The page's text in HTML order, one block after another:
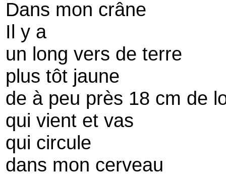
Dans mon crâne
Il y a
un long vers de terre
plus tôt jaune
de à peu près 18 cm de
qui vient et vas
qui circule
dans mon cerveau